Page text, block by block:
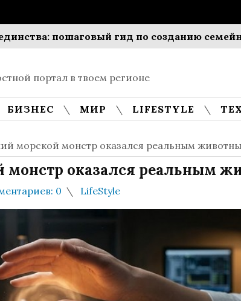
пошаговый гид по созданию семейной
портал в твоем регионе
БИЗНЕС МИР LIFESTYLE
морской монстр оказался реальным
монстр оказался реальным
0 LifeStyle